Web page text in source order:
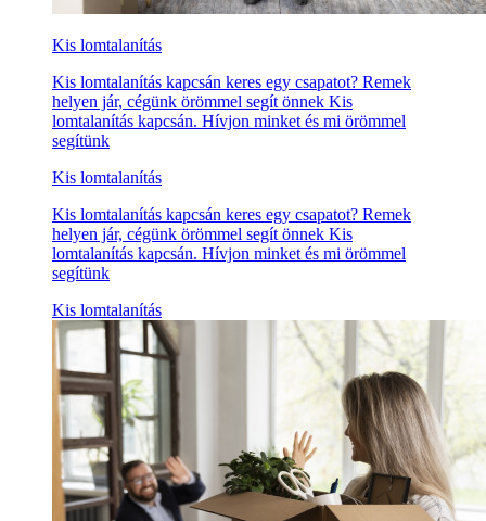
Kis lomtalanítás
Kis lomtalanítás kapcsán keres egy csapatot? Remek
helyen jár, cégünk örömmel segít önnek Kis
lomtalanítás kapcsán. Hívjon minket és mi örömmel
segítünk
Kis lomtalanítás
Kis lomtalanítás kapcsán keres egy csapatot? Remek
helyen jár, cégünk örömmel segít önnek Kis
lomtalanítás kapcsán. Hívjon minket és mi örömmel
segítünk
Kis lomtalanítás